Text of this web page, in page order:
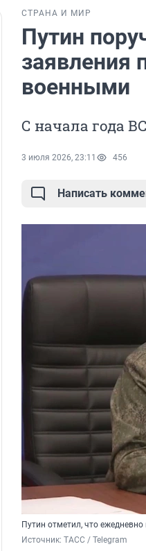
СТРАНА И МИР
Путин
заявления
военными
С начала года
3 июля 2026, 23:11 456
Написать
Путин отметил, что
Источник: ТАСС / Telegram